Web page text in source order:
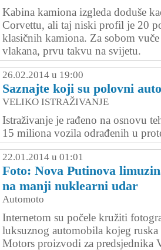
Kabina kamiona izgleda doduše
Corvettu, ali taj niski profil je 20
klasičnih kamiona. Za sobom
vlakana, prvu takvu na svijetu.
26.02.2014 u 19:00
Saznajte koji su polovni
VELIKO ISTRAŽIVANJE
Istraživanje je rađeno na osnovu
15 miliona vozila odrađenih u
22.01.2014 u 01:01
Foto: Nova Putinova
na manji nuklearni udar
Automoto
Internetom su počele kružiti
luksuznog automobila kojeg
Motors proizvodi za predsjednika